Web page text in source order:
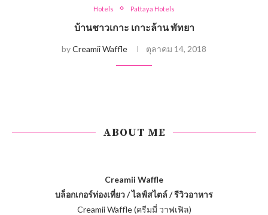
Hotels Pattaya Hotels
บ้านชาวเกาะ เกาะล้าน พัทยา
byCreamii Waffle ตุลาคม 14, 2018
ABOUT ME
Creamii Waffle
บล็อกเกอร์ท่องเที่ยว / ไลฟ์สไตล์ / รีวิวอาหาร
Creamii Waffle (ครีมมี่ วาฟเฟิล)